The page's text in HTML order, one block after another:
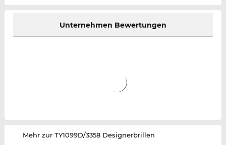
Unternehmen Bewertungen
‌Mehr zur TY1099D/3358 Designerbrillen